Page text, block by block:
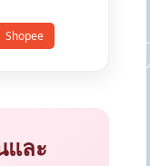
Shopee
ละ